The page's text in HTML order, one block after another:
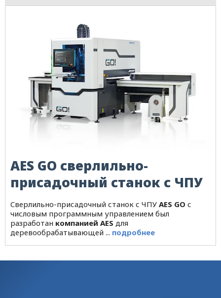
AES GO сверлильно-
присадочный станок с ЧПУ
Cверлильно-присадочный станок с ЧПУ AES GO с
числовым программным управлением был
разработан компанией AES для
деревообрабатывающей ... подробнее